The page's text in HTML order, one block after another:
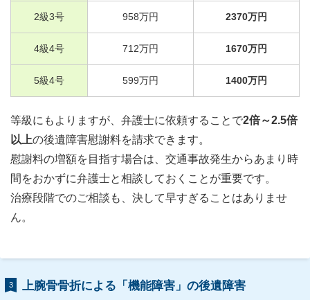
2級3号 958万円 2370万円
4級4号 712万円 1670万円
5級4号 599万円 1400万円
等級にもよりますが、弁護士に依頼することで2倍～2.5倍
以上の後遺障害慰謝料を請求できます。
慰謝料の増額を目指す場合は、交通事故発生からあまり時
間をおかずに弁護士と相談しておくことが重要です。
治療段階でのご相談も、決して早すぎることはありませ
ん。
3 上腕骨骨折による「機能障害」の後遺障害